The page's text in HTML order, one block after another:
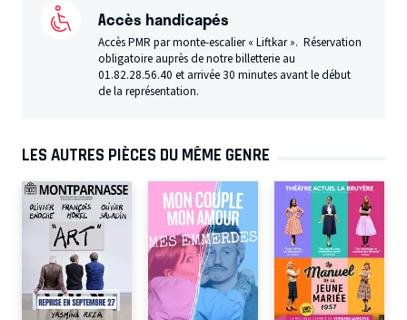
Accès handicapés
Accès PMR par monte-escalier « Liftkar ». Réservation
obligatoire auprès de notre billetterie au
01.82.28.56.40 et arrivée 30 minutes avant le début
de la représentation.
LES AUTRES PIÈCES DU MÊME GENRE